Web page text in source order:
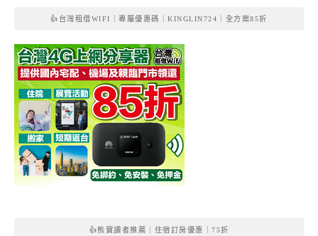
👍台灣租借WIFI｜專屬優惠碼｜KINGLIN724｜全方案85折
👍熊寶讀者推薦｜住宿訂房優惠｜75折